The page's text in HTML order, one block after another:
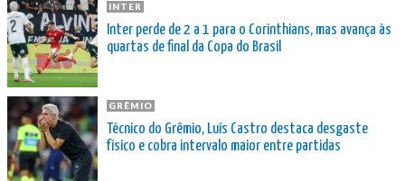
INTER
Inter perde de 2 a 1 para o Corinthians, mas avança às
quartas de final da Copa do Brasil
GRÊMIO
Técnico do Grêmio, Luís Castro destaca desgaste
físico e cobra intervalo maior entre partidas